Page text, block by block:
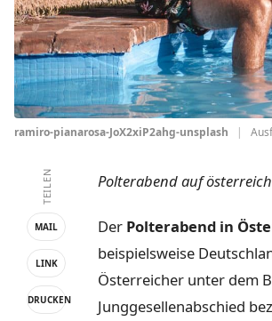
ramiro-pianarosa-JoX2xiP2ahg-unsplash |
TEILEN
MAIL
LINK
DRUCKEN
Polterabend auf
Der Polterabend in
beispielsweise
Österreicher unter dem
Junggesellenabschied